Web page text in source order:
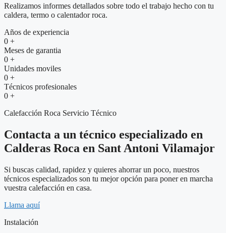
Realizamos informes detallados sobre todo el trabajo hecho con tu
caldera, termo o calentador roca.
Años de experiencia
0 +
Meses de garantia
0 +
Unidades moviles
0 +
Técnicos profesionales
0 +
Calefacción Roca Servicio Técnico
Contacta a un técnico especializado en
Calderas Roca en Sant Antoni Vilamajor
Si buscas calidad, rapidez y quieres ahorrar un poco, nuestros
técnicos especializados son tu mejor opción para poner en marcha
vuestra calefacción en casa.
Llama aquí
Instalación